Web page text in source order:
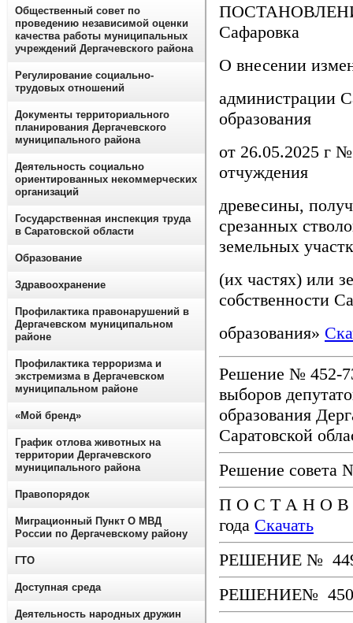
Сафаровка
О внесении
администрации
образования
от 26.05.2025 г
отчуждения
древесины,
срезанных
земельных
(их частях) или
собственности
образования»
Решение № 452-
выборов
образования
Саратовской
Решение совета
П О С Т А Н О В
года Скачать
РЕШЕНИЕ № 449-
РЕШЕНИЕ№ 450-
Общественный совет по
проведению независимой оценки
качества работы муниципальных
учреждений Дергачевского района
Регулирование социально-
трудовых отношений
Документы территориального
планирования Дергачевского
муниципального района
Деятельность социально
ориентированных некоммерческих
организаций
Государственная инспекция труда
в Саратовской области
Образование
Здравоохранение
Профилактика правонарушений в
Дергачевском муниципальном
районе
Профилактика терроризма и
экстремизма в Дергачевском
муниципальном районе
«Мой бренд»
График отлова животных на
территории Дергачевского
муниципального района
Правопорядок
Миграционный Пункт О МВД
России по Дергачевскому району
ГТО
Доступная среда
Деятельность народных дружин